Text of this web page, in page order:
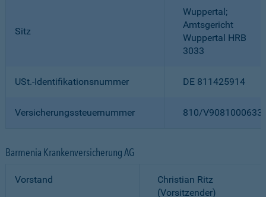
Sitz
Wuppertal;
Amtsgericht
Wuppertal HRB
3033
USt.-Identifikationsnummer DE 811425914
Versicherungssteuernummer 810/
Barmenia Krankenversicherung AG
Vorstand
Christian Ritz
(Vorsitzender)